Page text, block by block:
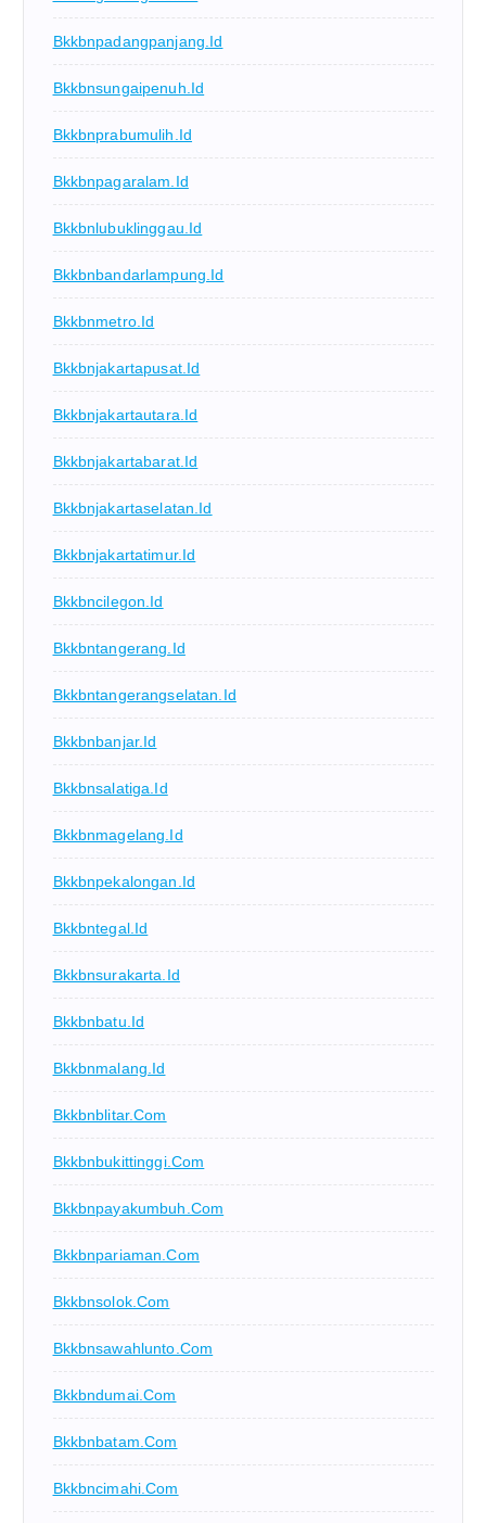
Bkkbnpadangpanjang.id
Bkkbnsungaipenuh.id
Bkkbnprabumulih.id
Bkkbnpagaralam.id
Bkkbnlubuklinggau.id
Bkkbnbandarlampung.id
Bkkbnmetro.id
Bkkbnjakartapusat.id
Bkkbnjakartautara.id
Bkkbnjakartabarat.id
Bkkbnjakartaselatan.id
Bkkbnjakartatimur.id
Bkkbncilegon.id
Bkkbntangerang.id
Bkkbntangerangselatan.id
Bkkbnbanjar.id
Bkkbnsalatiga.id
Bkkbnmagelang.id
Bkkbnpekalongan.id
Bkkbntegal.id
Bkkbnsurakarta.id
Bkkbnbatu.id
Bkkbnmalang.id
Bkkbnblitar.com
Bkkbnbukittinggi.com
Bkkbnpayakumbuh.com
Bkkbnpariaman.com
Bkkbnsolok.com
Bkkbnsawahlunto.com
Bkkbndumai.com
Bkkbnbatam.com
Bkkbncimahi.com